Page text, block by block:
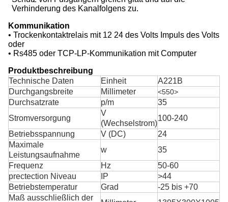
Verhinderung des Kanalfolgens zu.
Kommunikation
• Trockenkontaktrelais mit 12 24 des Volts Impuls des Volts
oder
• Rs485 oder TCP-LP-Kommunikation mit Computer
Produktbeschreibung
Technische Daten
Einheit
A221B
Durchgangsbreite
Millimeter <550>
Durchsatzrate p/m
35
Stromversorgung
V
(Wechselstrom)
100-240
Betriebsspannung
V (DC)
24
Maximale
Leistungsaufnahme
w
35
Frequenz
Hz
50-60
prectection Niveau
IP
>44
Betriebstemperatur
Grad
-25 bis +70
Maß ausschließlich der